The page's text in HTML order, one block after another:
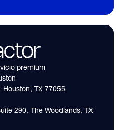
premium
Houston, TX 77055
290, The Woodlands, TX